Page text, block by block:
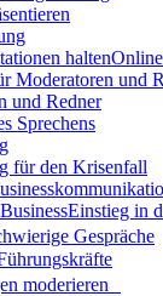
halten
Moderatoren und
und Redner
Sprechens
für den Krisenfall
Einstieg in
Gespräche
moderieren